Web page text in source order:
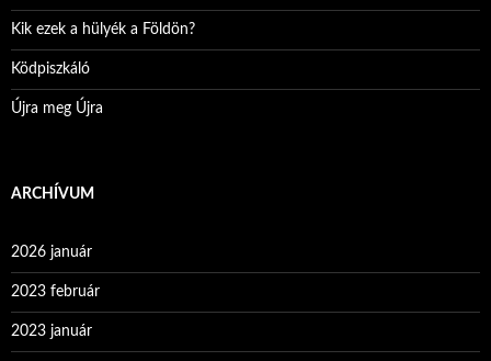
Kik ezek a hülyék a Földön?
Ködpiszkáló
Újra meg Újra
ARCHÍVUM
2026 január
2023 február
2023 január